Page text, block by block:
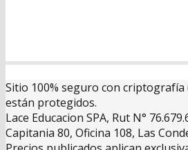
Sitio 100% seguro con criptografía
están protegidos.
Lace Educacion SPA, Rut N°
Capitania 80, Oficina 108, Las